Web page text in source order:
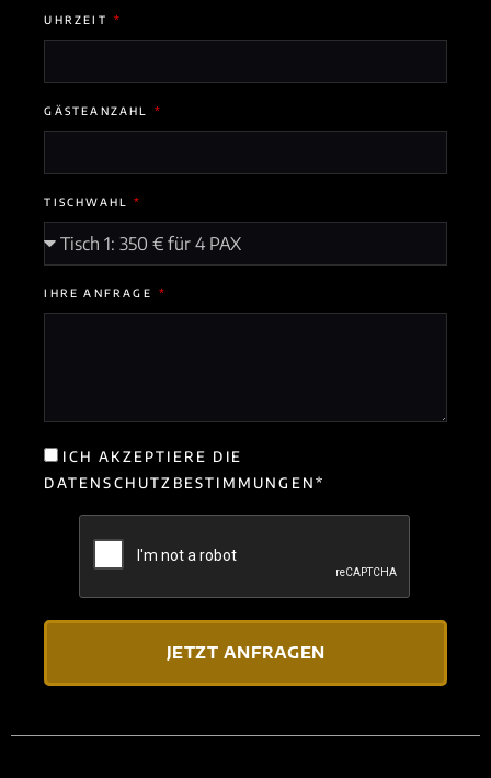
UHRZEIT
GÄSTEANZAHL
TISCHWAHL
IHRE ANFRAGE
ICH AKZEPTIERE DIE
DATENSCHUTZBESTIMMUNGEN*
JETZT ANFRAGEN